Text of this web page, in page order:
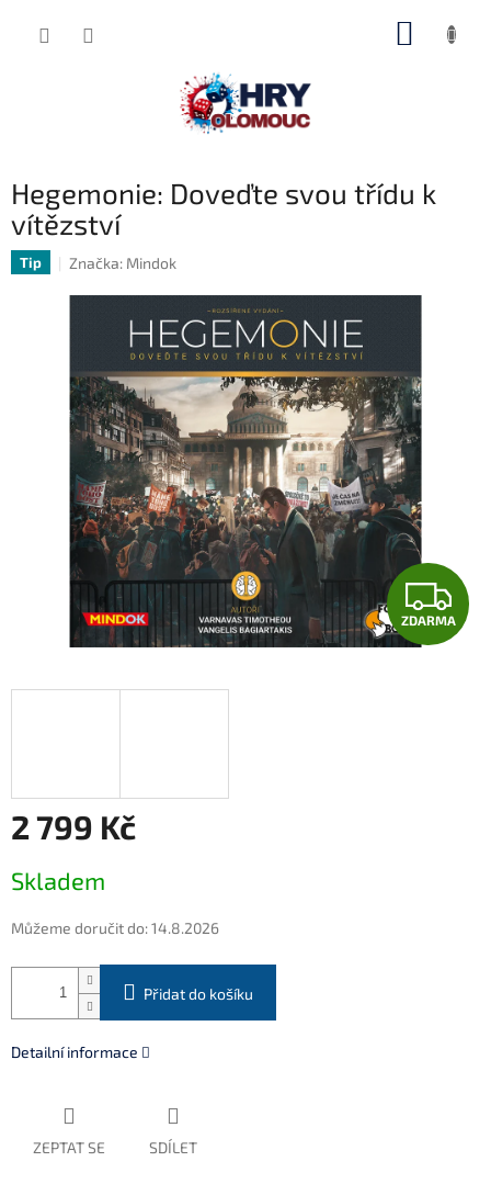
Hegemonie: Doveďte svou třídu k
vítězství
Tip Značka: Mindok
Z
D
ZDARMA
2 799 Kč
cena:
Skladem
Můžeme doručit do:14.8.2026
Přidat do košíku
Detailní informace
ZEPTAT SE SDÍLET